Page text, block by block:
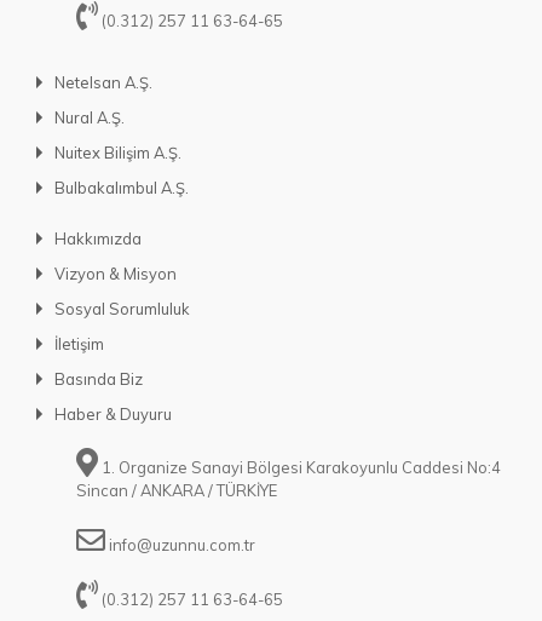
(0.312) 257 11 63-64-65
Netelsan A.Ş.
Nural A.Ş.
Nuitex Bilişim A.Ş.
Bulbakalımbul A.Ş.
Hakkımızda
Vizyon & Misyon
Sosyal Sorumluluk
İletişim
Basında Biz
Haber & Duyuru
1. Organize Sanayi Bölgesi Karakoyunlu Caddesi No:4
Sincan / ANKARA / TÜRKİYE
info@uzunnu.com.tr
(0.312) 257 11 63-64-65